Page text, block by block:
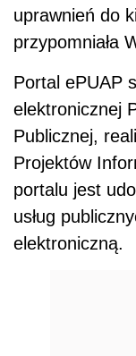
uprawnień do
przypomniała
Portal ePUAP
elektronicznej
Publicznej,
Projektów
portalu jest
usług
elektroniczną.